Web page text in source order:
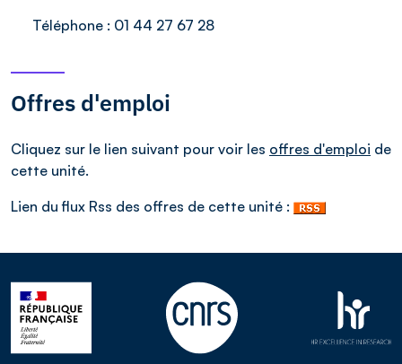
Téléphone : 01 44 27 67 28
Offres d'emploi
Cliquez sur le lien suivant pour voir les offres d'emploi de
cette unité.
Lien du flux Rss des offres de cette unité :